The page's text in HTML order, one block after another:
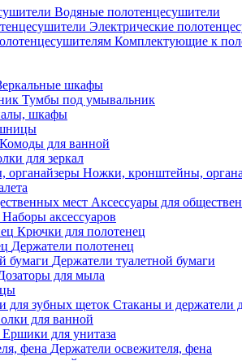
Водяные полотенцесушители
Электрические
Комплектующие к
шкафы
Тумбы под умывальник
шкафы
Комоды для ванной
для зеркал
Ножки, кронштейны,
Аксессуары для
Наборы аксессуаров
Крючки для полотенец
Держатели полотенец
Держатели туалетной бумаги
для мыла
Стаканы и держатели
для ванной
Ершики для унитаза
Держатели освежителя, фена